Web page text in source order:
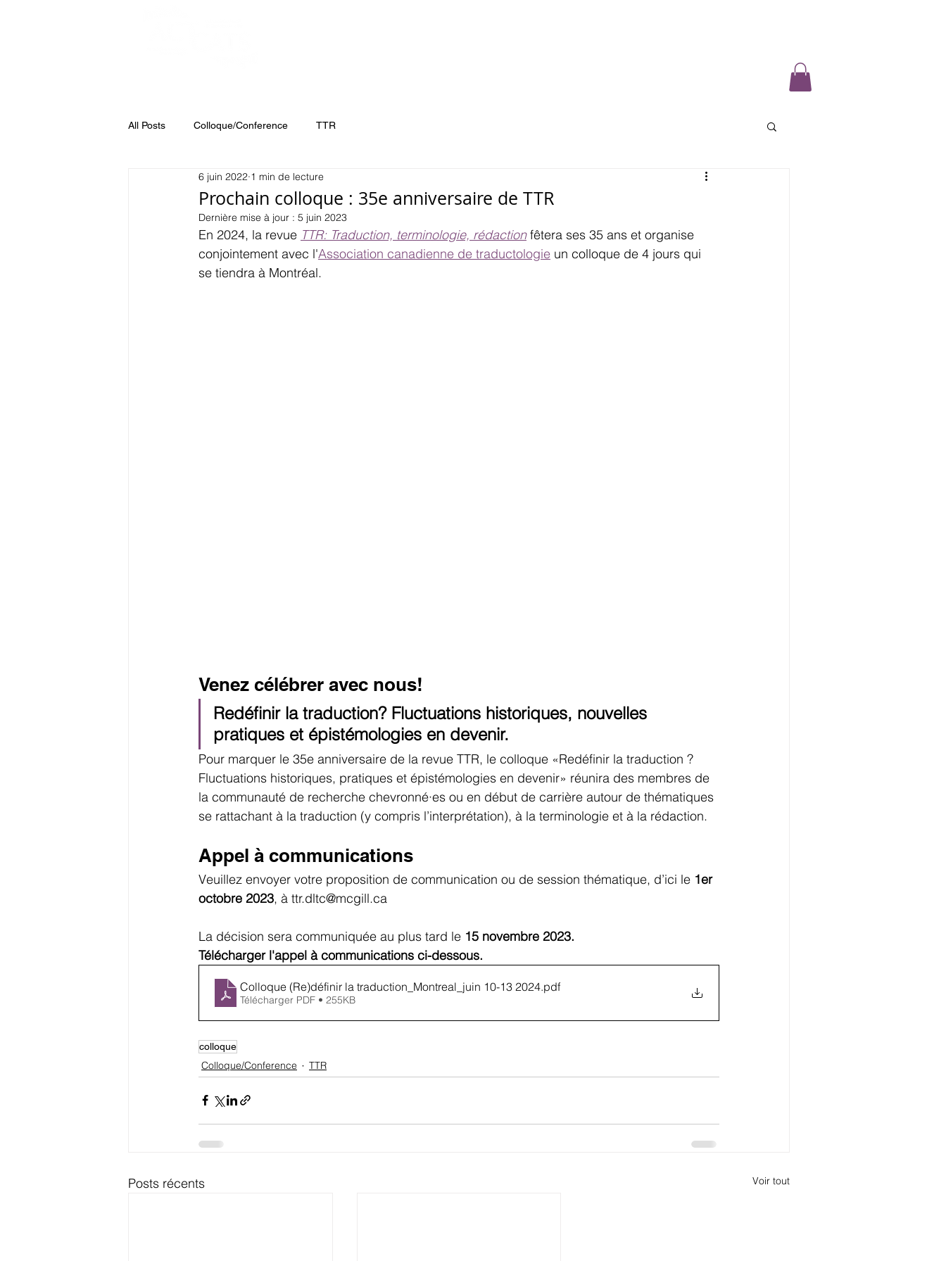
All Posts Colloque/Conference TTR
Prochain colloque : 35e anniversaire de TTR
6 juin 2022 1 min de lecture
Dernière mise à jour : 5 juin 2023
En 2024, la revue TTR: Traduction, terminologie, rédaction fêtera ses 35 ans et organise
conjointement avec l'Association canadienne de traductologie un colloque de 4 jours qui
se tiendra à Montréal.
Venez célébrer avec nous!
Redéfinir la traduction? Fluctuations historiques, nouvelles
pratiques et épistémologies en devenir.
Pour marquer le 35e anniversaire de la revue TTR, le colloque «Redéfinir la traduction ?
Fluctuations historiques, pratiques et épistémologies en devenir» réunira des membres de
la communauté de recherche chevronné·es ou en début de carrière autour de thématiques
se rattachant à la traduction (y compris l’interprétation), à la terminologie et à la rédaction.
Appel à communications
Veuillez envoyer votre proposition de communication ou de session thématique, d’ici le 1er
octobre 2023, à ttr.dltc@mcgill.ca
La décision sera communiquée au plus tard le 15 novembre 2023.
Télécharger l'appel à communications ci-dessous.
Colloque (Re)définir la traduction_Montreal_juin 10-13 2024.pdf
Télécharger PDF • 255KB
colloque
Colloque/Conference TTR
Posts récents Voir tout